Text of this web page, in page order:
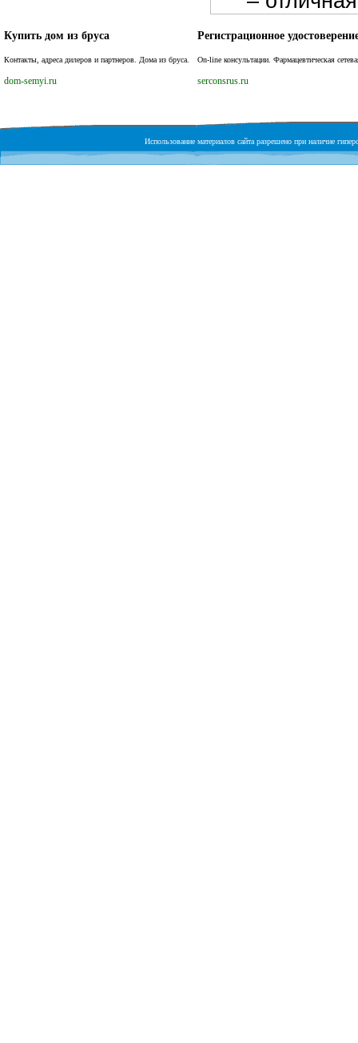
Купить дом из бруса
Контакты, адреса дилеров и партнеров. Дома из бруса.
dom-semyi.ru
Регистрационное
On-line консультации. Фармацевтическая
serconsrus.ru
Использование материалов сайта разрешено при наличие